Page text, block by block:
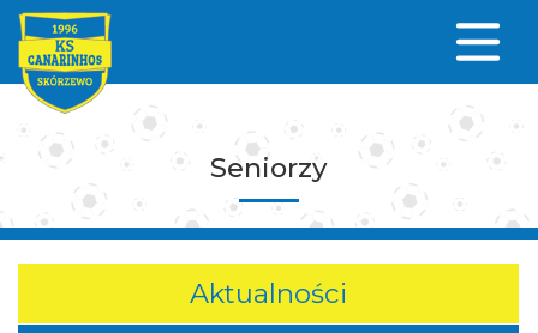
Seniorzy
Aktualności